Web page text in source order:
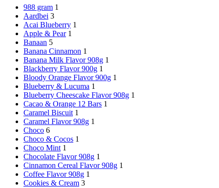
988 gram 1
Aardbei 3
Acai Blueberry 1
Apple & Pear 1
Banaan 5
Banana Cinnamon 1
Banana Milk Flavor 908g 1
Blackberry Flavor 900g 1
Bloody Orange Flavor 900g 1
Blueberry & Lucuma 1
Blueberry Cheescake Flavor 908g 1
Cacao & Orange 12 Bars 1
Caramel Biscuit 1
Caramel Flavor 908g 1
Choco 6
Choco & Cocos 1
Choco Mint 1
Chocolate Flavor 908g 1
Cinnamon Cereal Flavor 908g 1
Coffee Flavor 908g 1
Cookies & Cream 3